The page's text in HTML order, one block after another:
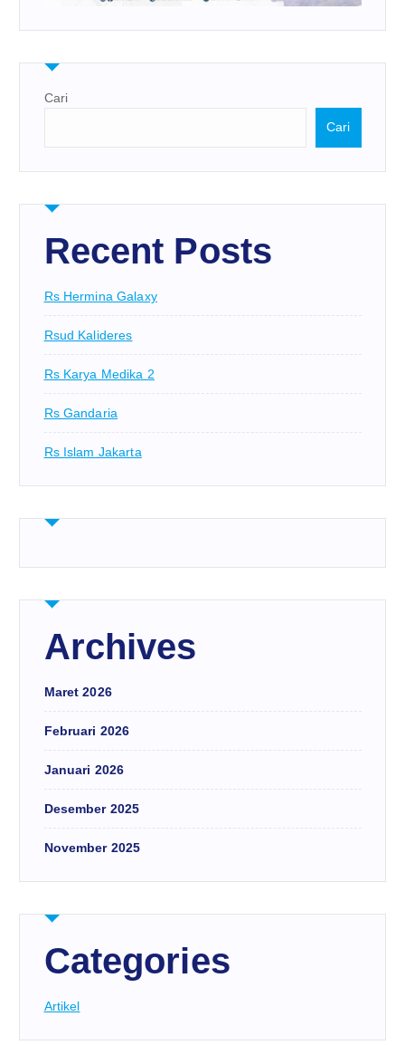
Cari
Cari
Recent Posts
Rs Hermina Galaxy
Rsud Kalideres
Rs Karya Medika 2
Rs Gandaria
Rs Islam Jakarta
Archives
Maret 2026
Februari 2026
Januari 2026
Desember 2025
November 2025
Categories
Artikel